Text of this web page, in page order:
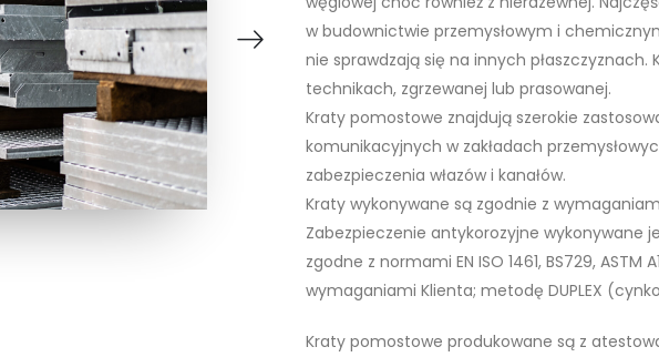
w budownictwie przemysłowym i
nie sprawdzają się na innych
technikach, zgrzewanej lub prasowanej.
Kraty pomostowe znajdują szerokie
komunikacyjnych w zakładach
zabezpieczenia włazów i kanałów.
Kraty wykonywane są zgodnie z wymaganiami
Zabezpieczenie antykorozyjne wykonywane
zgodne z normami EN ISO 1461, BS729,
wymaganiami Klienta; metodę DUPLEX
Kraty pomostowe produkowane są z